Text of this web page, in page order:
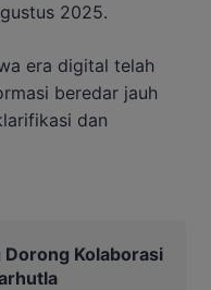
2025.
era digital telah
beredar jauh
dan
Kolaborasi